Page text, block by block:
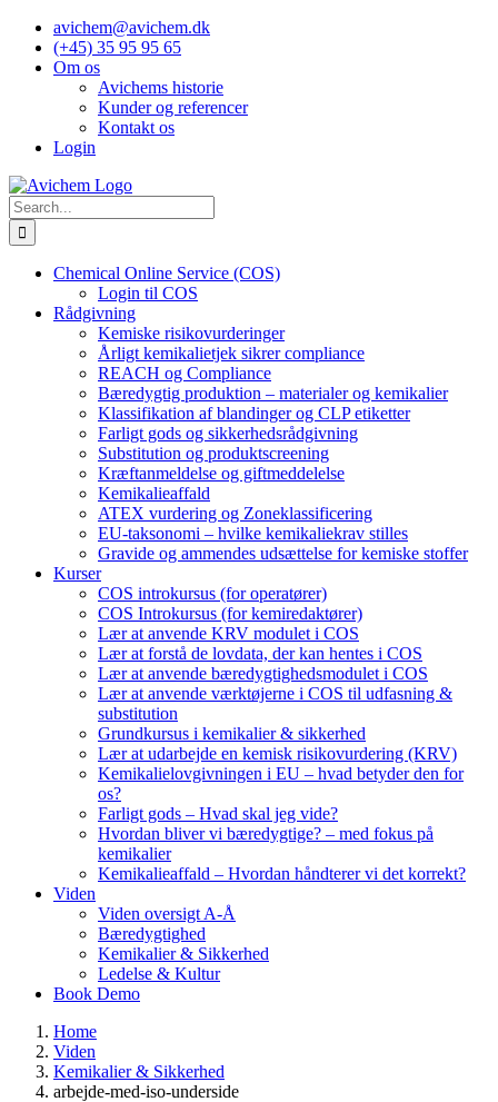
Skip
content
avichem@avichem.dk
(+45) 35 95 95 65
Om os
Avichems historie
Kunder og referencer
Kontakt os
Login
Search
for:
Chemical Online Service (COS)
Login til COS
Rådgivning
Kemiske risikovurderinger
Årligt kemikalietjek sikrer compliance
REACH og Compliance
Bæredygtig produktion – materialer og kemikalier
Klassifikation af blandinger og CLP etiketter
Farligt gods og sikkerhedsrådgivning
Substitution og produktscreening
Kræftanmeldelse og giftmeddelelse
Kemikalieaffald
ATEX vurdering og Zoneklassificering
EU-taksonomi – hvilke kemikaliekrav stilles
Gravide og ammendes udsættelse for kemiske stoffer
Kurser
COS introkursus (for operatører)
COS Introkursus (for kemiredaktører)
Lær at anvende KRV modulet i COS
Lær at forstå de lovdata, der kan hentes i COS
Lær at anvende bæredygtighedsmodulet i COS
Lær at anvende værktøjerne i COS til udfasning &
substitution
Grundkursus i kemikalier & sikkerhed
Lær at udarbejde en kemisk risikovurdering (KRV)
Kemikalielovgivningen i EU – hvad betyder den for
os?
Farligt gods – Hvad skal jeg vide?
Hvordan bliver vi bæredygtige? – med fokus på
kemikalier
Kemikalieaffald – Hvordan håndterer vi det korrekt?
Viden
Viden oversigt A-Å
Bæredygtighed
Kemikalier & Sikkerhed
Ledelse & Kultur
Book Demo
Home
Viden
Kemikalier & Sikkerhed
arbejde-med-iso-underside